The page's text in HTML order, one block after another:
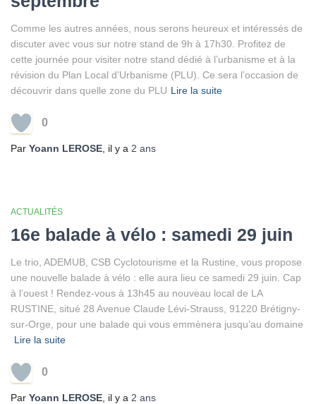
Comme les autres années, nous serons heureux et intéressés de
discuter avec vous sur notre stand de 9h à 17h30. Profitez de
cette journée pour visiter notre stand dédié à l’urbanisme et à la
révision du Plan Local d’Urbanisme (PLU). Ce sera l’occasion de
découvrir dans quelle zone du PLU Lire la suite
0
Par Yoann LEROSE , il y a 2 ans
ACTUALITÉS
16e balade à vélo : samedi 29 juin
Le trio, ADEMUB, CSB Cyclotourisme et la Rustine, vous propose
une nouvelle balade à vélo : elle aura lieu ce samedi 29 juin. Cap
à l’ouest ! Rendez-vous à 13h45 au nouveau local de LA
RUSTINE, situé 28 Avenue Claude Lévi-Strauss, 91220 Brétigny-
sur-Orge, pour une balade qui vous emmènera jusqu’au domaine
Lire la suite
0
Par Yoann LEROSE , il y a 2 ans